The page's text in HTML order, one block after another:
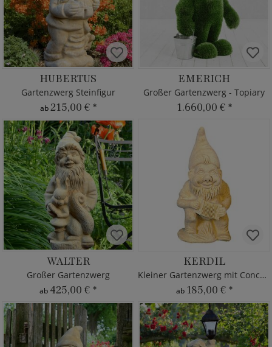
HUBERTUS
Gartenzwerg Steinfigur
ab215,00 € *
EMERICH
Großer Gartenzwerg - Topiary
1.660,00 € *
WALTER
Großer Gartenzwerg
ab 425,00 € *
KERDIL
Kleiner Gartenzwerg mit Concertina
ab 185,00 € *